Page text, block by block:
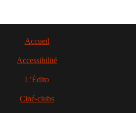
Accueil
Accessibilité
L’Édito
Ciné-clubs